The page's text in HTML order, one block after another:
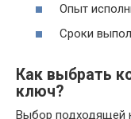
Опыт
Сроки
Как выбрать
ключ?
Выбор подходящей